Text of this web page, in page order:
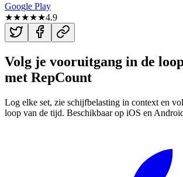
Google Play
★★★★★4.9
Volg je vooruitgang in de
met RepCount
Log elke set, zie schijfbelasting in context en
loop van de tijd. Beschikbaar op iOS en